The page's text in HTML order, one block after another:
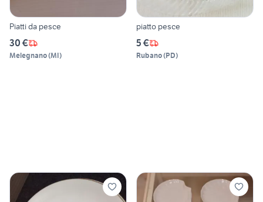
Piatti da pesce
30 €
Melegnano(MI)
piatto pesce
5 €
Rubano(PD)